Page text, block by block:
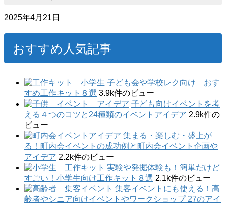
2025年4月21日
おすすめ人気記事
子ども会や学校レク向け おす
すめ工作キット８選 3.9k件のビュー
子ども向けイベントを考
える４つのコツと24種類のイベントアイデア 2.9k件の
ビュー
集まる・楽しむ・盛上が
る！町内会イベントの成功例と町内会イベント企画や
アイデア 2.2k件のビュー
実験や発掘体験も！簡単だけど
すごい！小学生向け工作キット８選 2.1k件のビュー
集客イベントにも使える！高
齢者やシニア向けイベントやワークショップ 27のアイ